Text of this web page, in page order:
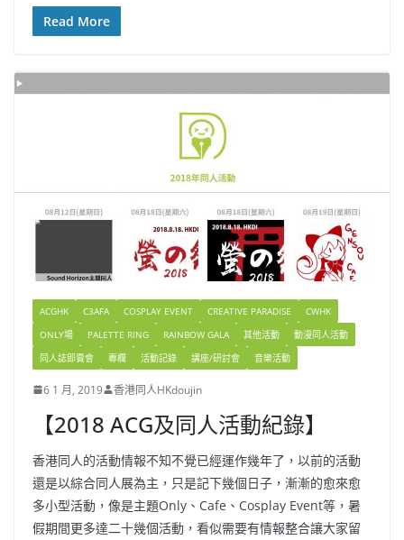
Read More
ACGHK C3AFA COSPLAY EVENT CREATIVE PARADISE
CWHK
ONLY場
PALETTE RING RAINBOW GALA 其他活動
動漫同人活動
同人誌即賣會
專欄 活動記錄 講座/研討會 音樂活動
6 1 月, 2019 香港同人HKdoujin
【2018 ACG及同人活動紀錄】
香港同人的活動情報不知不覺已經運作幾年了，以前的活動
還是以綜合同人展為主，只是記下幾個日子，漸漸的愈來愈
多小型活動，像是主題Only、Cafe、Cosplay Event等，暑
假期間更多達二十幾個活動，看似需要有情報整合讓大家留